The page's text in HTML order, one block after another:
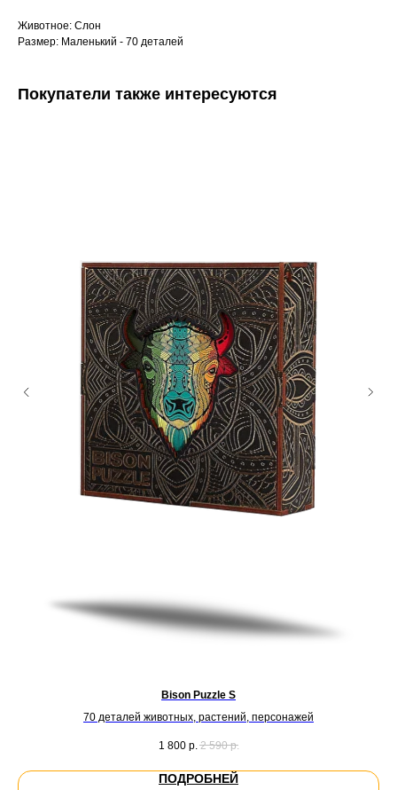
Животное: Слон
Размер: Маленький - 70 деталей
Покупатели также интересуются
Bison Puzzle S
70 деталей животных, растений, персонажей
1 800 р. 2 590 р.
ПОДРОБНЕЙ